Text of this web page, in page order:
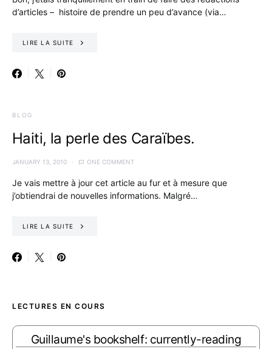
d’articles – histoire de prendre un peu d’avance (via…
LIRE LA SUITE
BLOG
Haiti, la perle des Caraïbes.
JANUARY 13, 2010 ONE COMMENT
Je vais mettre à jour cet article au fur et à mesure que
j’obtiendrai de nouvelles informations. Malgré…
LIRE LA SUITE
LECTURES EN COURS
Guillaume's bookshelf: currently-reading